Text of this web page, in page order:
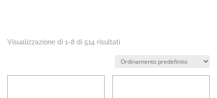
Visualizzazione di 1-8 di 514 risultati